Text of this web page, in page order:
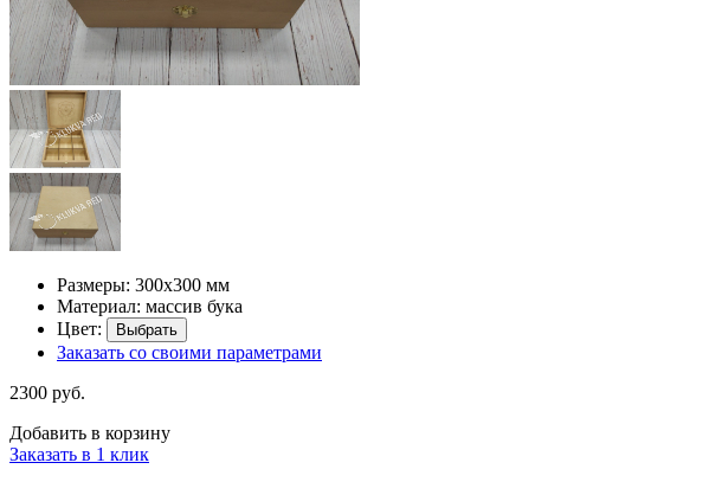
Размеры: 300х300 мм
Материал: массив бука
Цвет:
Выбрать
Заказать со своими параметрами
2300 руб.
Добавить в корзину
Заказать в 1 клик